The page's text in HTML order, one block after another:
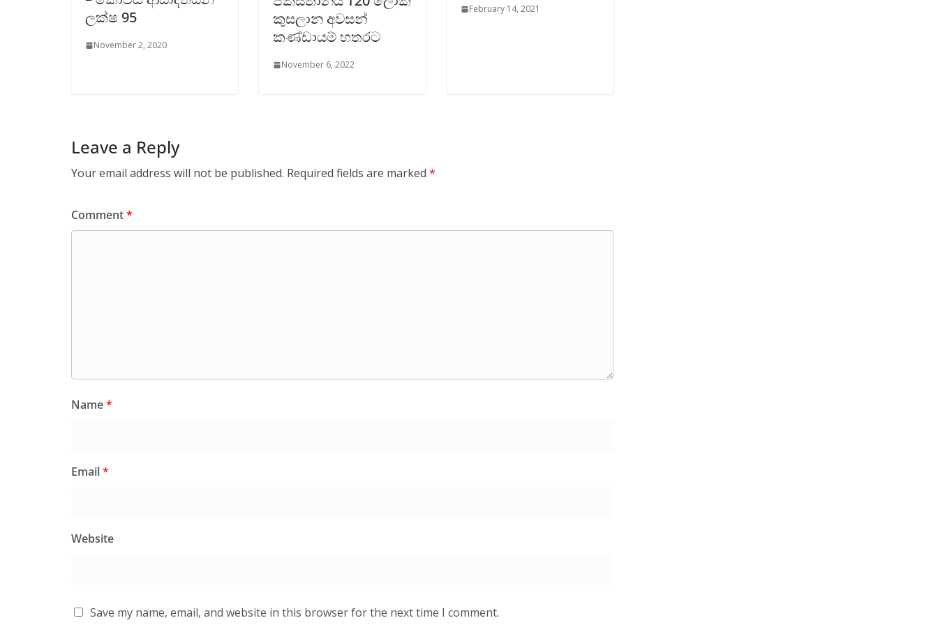
ලක්ෂ 95
November 2, 2020
කුසලාන අවසන්
කණ්ඩායම් හතරට
November 6, 2022
February 14, 2021
Leave a Reply
Your email address will not be published. Required fields are marked *
Comment*
Name*
Email*
Website
Save my name, email, and website in this browser for the next time I comment.